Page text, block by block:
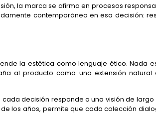
la marca se afirma en procesos
contemporáneo en esa decisión:
la estética como lenguaje ético. Nada
al producto como una extensión natural
decisión responde a una visión de largo
los años, permite que cada colección